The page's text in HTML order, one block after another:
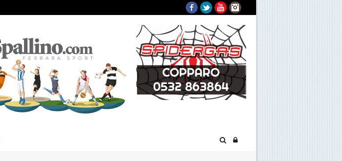
Facebook
TwitterYouTubeInstagram